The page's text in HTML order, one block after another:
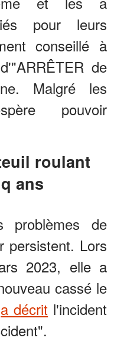
pour leurs
conseillé à
de
Malgré les
pouvoir
ans
problèmes de
persistent. Lors
2023, elle a
cassé le
a décrit l'incident